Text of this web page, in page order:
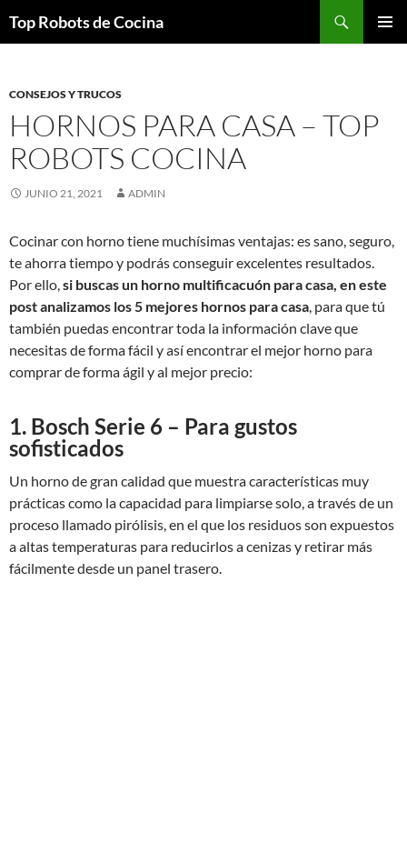
Top Robots de Cocina
CONSEJOS Y TRUCOS
HORNOS PARA CASA – TOP
ROBOTS COCINA
JUNIO 21, 2021 ADMIN
Cocinar con horno tiene muchísimas ventajas: es sano, seguro,
te ahorra tiempo y podrás conseguir excelentes resultados.
Por ello,si buscas un horno multificacuón para casa, en este
post analizamos los 5 mejores hornos para casa, para que tú
también puedas encontrar toda la información clave que
necesitas de forma fácil y así encontrar el mejor horno para
comprar de forma ágil y al mejor precio:
1. Bosch Serie 6 – Para gustos
sofisticados
Un horno de gran calidad que muestra características muy
prácticas como la capacidad para limpiarse solo, a través de un
proceso llamado pirólisis, en el que los residuos son expuestos
a altas temperaturas para reducirlos a cenizas y retirar más
fácilmente desde un panel trasero.